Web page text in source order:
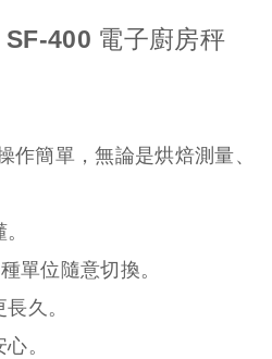
400 電子廚房秤
作簡單，無論是烘焙測量、
單位隨意切換。
久。
。